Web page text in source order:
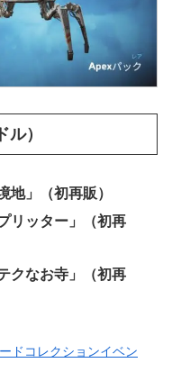
）
地」（初再販）
リッター」（初再
クなお寺」（初再
ドコレクションイベン